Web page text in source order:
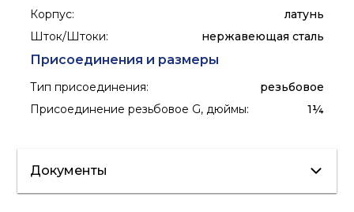
Корпус:
латунь
Шток/Штоки: нержавеющая сталь
Присоединения и размеры
Тип присоединения:
резьбовое
Присоединение резьбовое G, дюймы: 1¼
Документы